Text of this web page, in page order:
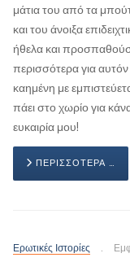
μάτια του από τα
και του άνοιξα
ήθελα και
περισσότερα για αυτόν
καημένη με
πάει στο χωρίο για
ευκαιρία μου!
ΠΕΡΙΣΣΌΤΕΡΑ …
Ερωτικές Ιστορίες